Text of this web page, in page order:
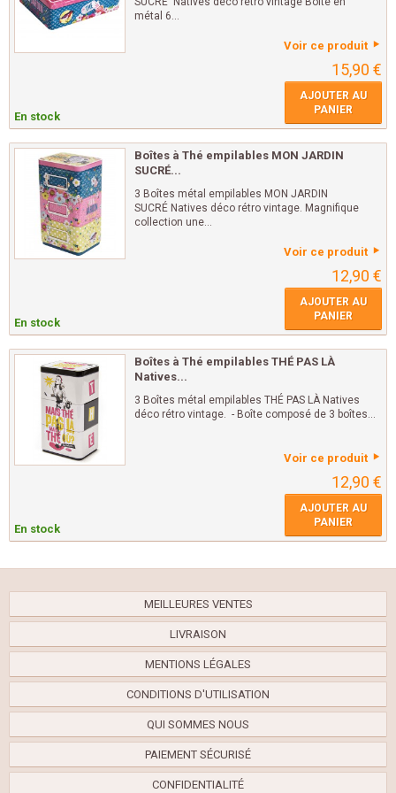
métal 6...
Voir ce produit
15,90 €
En stock
AJOUTER AU
PANIER
Boîtes à Thé empilables MON JARDIN
SUCRÉ...
3 Boîtes métal empilables MON JARDIN
SUCRÉ Natives déco rétro vintage. Magnifique
collection une...
Voir ce produit
12,90 €
En stock
AJOUTER AU
PANIER
Boîtes à Thé empilables THÉ PAS LÀ
Natives...
3 Boîtes métal empilables THÉ PAS LÀ Natives
déco rétro vintage. - Boîte composé de 3 boîtes...
Voir ce produit
12,90 €
En stock
AJOUTER AU
PANIER
MEILLEURES VENTES
LIVRAISON
MENTIONS LÉGALES
CONDITIONS D'UTILISATION
QUI SOMMES NOUS
PAIEMENT SÉCURISÉ
CONFIDENTIALITÉ